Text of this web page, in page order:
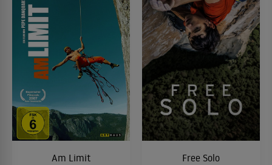
Am Limit Free Solo